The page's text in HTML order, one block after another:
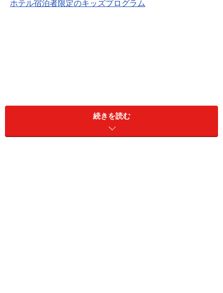
ホテル宿泊者限定のキッズプログラム
続きを読む